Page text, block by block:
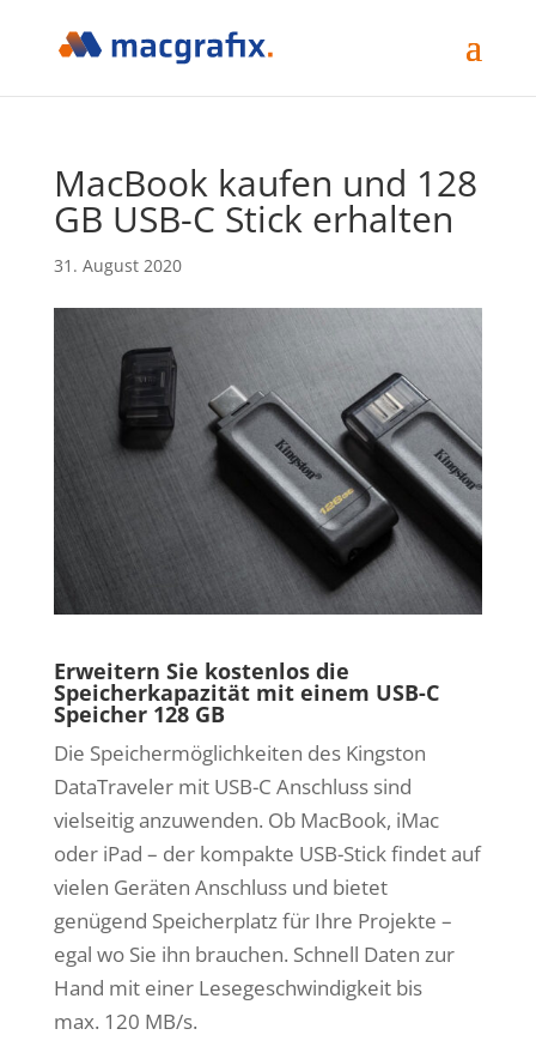
MacBook kaufen und 128
GB USB-C Stick erhalten
31. August 2020
Erweitern Sie kostenlos die
Speicherkapazität mit einem USB-C
Speicher 128 GB
Die Speichermöglichkeiten des Kingston
DataTraveler mit USB-C Anschluss sind
vielseitig anzuwenden. Ob MacBook, iMac
oder iPad – der kompakte USB-Stick findet auf
vielen Geräten Anschluss und bietet
genügend Speicherplatz für Ihre Projekte –
egal wo Sie ihn brauchen. Schnell Daten zur
Hand mit einer Lesegeschwindigkeit bis
max. 120 MB/s.